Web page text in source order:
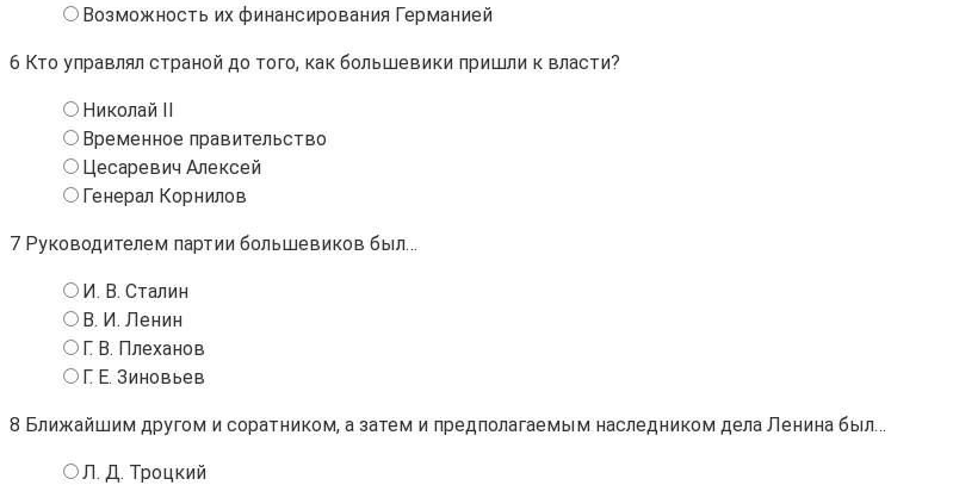
Возможность их финансирования Германией
6 Кто управлял страной до того, как большевики пришли к власти?
Николай II
Временное правительство
Цесаревич Алексей
Генерал Корнилов
7 Руководителем партии большевиков был…
И. В. Сталин
В. И. Ленин
Г. В. Плеханов
Г. Е. Зиновьев
8 Ближайшим другом и соратником, а затем и предполагаемым наследником дела Ленина был…
Л. Д. Троцкий